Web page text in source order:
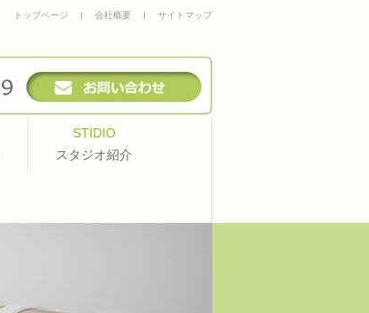
トップページ | 会社概要 | サイトマップ
STIDIO
スタジオ紹介